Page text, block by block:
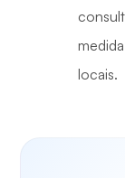
locais.